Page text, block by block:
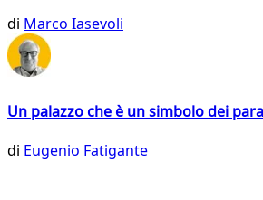
di Marco Iasevoli
Un palazzo che è un simbolo dei
di Eugenio Fatigante